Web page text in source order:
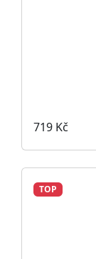
719 Kč
TOP